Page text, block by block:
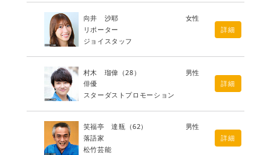
向井 沙耶
女性
リポーター
ジョイスタッフ
詳細
村木 瑠偉 （28）
男性
俳優
スターダストプロモーション
詳細
笑福亭 達瓶 （62）
男性
落語家
松竹芸能
詳細